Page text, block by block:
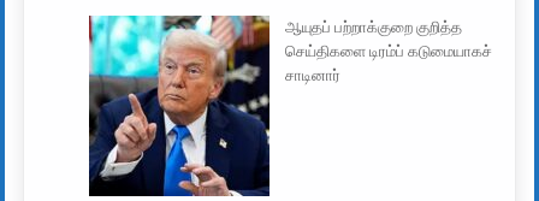
ஆயுதப் பற்றாக்குறை குறித்த
செய்திகளை டிரம்ப் கடுமையாகச்
சாடினார்